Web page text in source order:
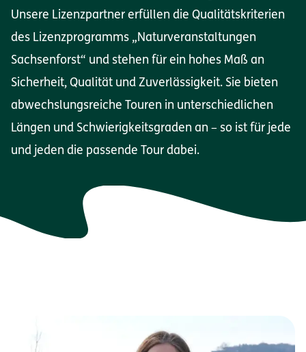
Unsere Lizenzpartner erfüllen die Qualitätskriterien
des Lizenzprogramms „Naturveranstaltungen
Sachsenforst“ und stehen für ein hohes Maß an
Sicherheit, Qualität und Zuverlässigkeit. Sie bieten
abwechslungsreiche Touren in unterschiedlichen
Längen und Schwierigkeitsgraden an – so ist für jede
und jeden die passende Tour dabei.